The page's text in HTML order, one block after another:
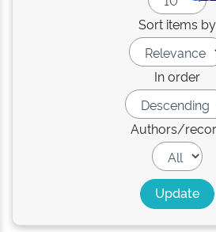
Sort items by
In order
Authors/